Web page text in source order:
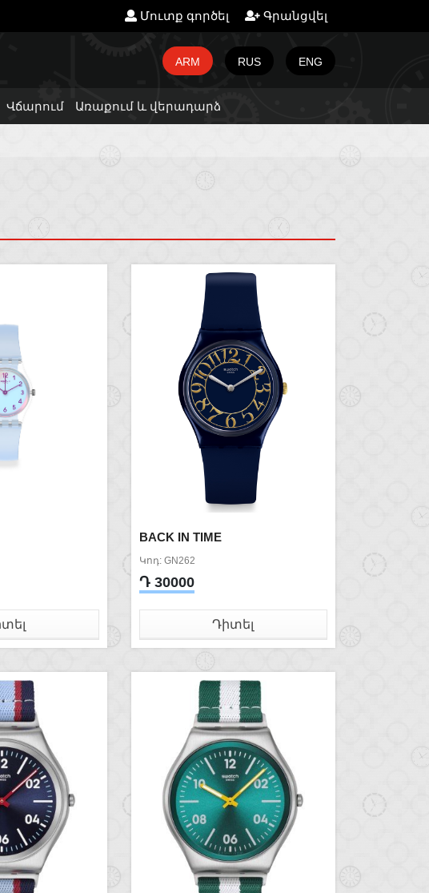
Մուտք գործել Գրանցվել
ARM RUS ENG
Վճարում Առաքում և վերադարձ
BACK IN TIME
Կոդ: GN262
Դ 30000
Դիտել